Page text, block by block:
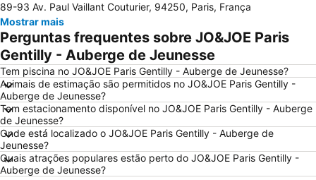
8th district Élysée
9th district Opéra
Museu do Louvre
6th district Luxembourg
Paris Expo Porte de Versailles
5th district Panthéon
Montparnasse
Stade de France
7th district Palais Bourbon
15th district Vaugirard
Disney Village
3rd district Temple
14th district Observatoire
Bercy
4th district Hôtel-de-Ville
Colina de Montmartre
18th district la Butte-Montmartre
11th district Popincourt
89-93 Av. Paul Vaillant Couturier, 94250, Paris, França
Mostrar mais
Perguntas frequentes sobre JO&JOE Paris
Gentilly - Auberge de Jeunesse
Tem piscina no JO&JOE Paris Gentilly - Auberge de Jeunesse?
Animais de estimação são permitidos no JO&JOE Paris Gentilly -
Auberge de Jeunesse?
Tem estacionamento disponível no JO&JOE Paris Gentilly - Auberge
de Jeunesse?
Onde está localizado o JO&JOE Paris Gentilly - Auberge de
Jeunesse?
Quais atrações populares estão perto do JO&JOE Paris Gentilly -
Auberge de Jeunesse?